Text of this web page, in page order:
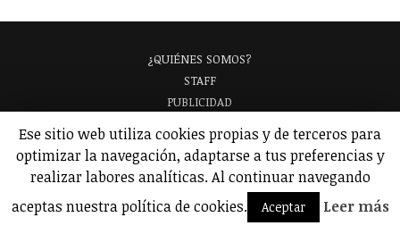
¿QUIÉNES SOMOS?
STAFF
PUBLICIDAD
ANALIZAMOS TU APP
GLOSARIO
POLÍTICA DE PRIVACIDAD
AVISO LEGAL
© 2026 Applicantes – Información sobre apps y juegos para móviles.
Ese sitio web utiliza cookies propias y de terceros para
optimizar la navegación, adaptarse a tus preferencias y
realizar labores analíticas. Al continuar navegando
aceptas nuestra política de cookies.
Aceptar Leer más